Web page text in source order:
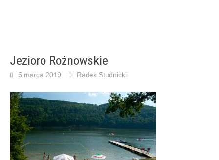
Jezioro Rożnowskie
5 marca 2019 Radek Studnicki